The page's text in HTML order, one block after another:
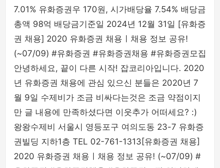
no-sql
php
7.01% 유화증권우 170원, 시가배당율 7.54% 배당금
총액 98억 배당금기준일 2024년 12월 31일 [유화증
권 채용] 2020 유화증권 채용ㅣ채용 정보 공유!
(~07/09) #유화증권 #유화증권채용 #유화증권모집
안녕하세요, 끝이 다른 시작! 잡코리아입니다. 2020
년 유화증권 채용에 관심 있으신 분들은 2020년 7
월 9일 수제비가 조금 비싸다는것은 조금 약점이지
만 글 내용에 만족하셨다면 이웃추가 어떠세요? :)
왕왕수제비 서울시 영등포구 여의도동 23-7 유화증
권빌딩 지하1층 TEL 02-761-1313[유화증권 채용]
2020 유화증권 채용ㅣ채용 정보 공유! (~07/09) #